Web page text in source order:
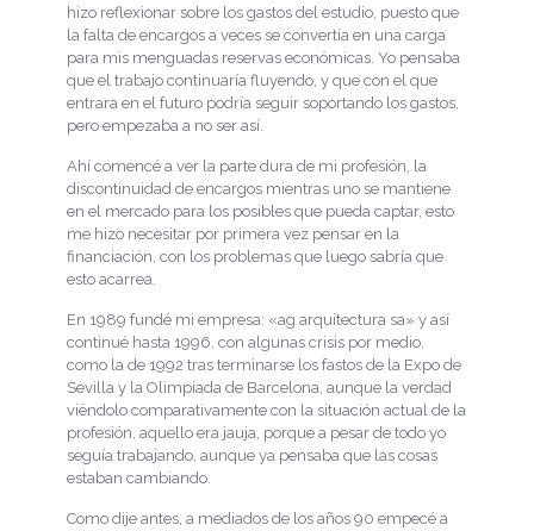
hizo reflexionar sobre los gastos del estudio, puesto que
la falta de encargos a veces se convertía en una carga
para mis menguadas reservas económicas. Yo pensaba
que el trabajo continuaría fluyendo, y que con el que
entrara en el futuro podría seguir soportando los gastos,
pero empezaba a no ser así.
Ahí comencé a ver la parte dura de mi profesión, la
discontinuidad de encargos mientras uno se mantiene
en el mercado para los posibles que pueda captar, esto
me hizo necesitar por primera vez pensar en la
financiación, con los problemas que luego sabría que
esto acarrea.
En 1989 fundé mi empresa: «ag arquitectura sa» y así
continué hasta 1996, con algunas crisis por medio,
como la de 1992 tras terminarse los fastos de la Expo de
Sevilla y la Olimpiada de Barcelona, aunque la verdad
viéndolo comparativamente con la situación actual de la
profesión, aquello era jauja, porque a pesar de todo yo
seguía trabajando, aunque ya pensaba que las cosas
estaban cambiando.
Como dije antes, a mediados de los años 90 empecé a